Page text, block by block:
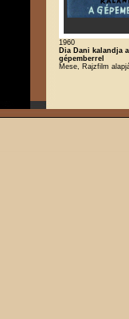
1960
Dia Dani kalandja a
gépemberrel
Mese, Rajzfilm